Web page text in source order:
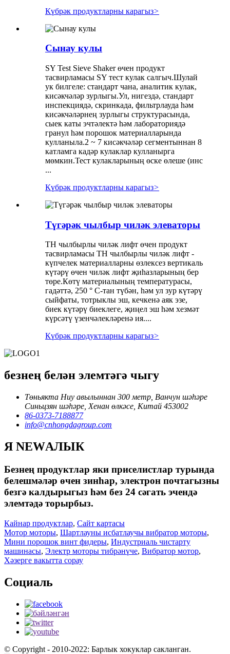
Күбрәк продуктларны карагыз>
Сынау кулы
SY Test Sieve Shaker өчен продукт
тасвирламасы SY тест кулак салгыч.Шулай
ук ​​билгеле: стандарт чана, аналитик кулак,
кисәкчәләр зурлыгы.Ул, нигездә, стандарт
инспекциядә, скринкада, фильтрлауда һәм
кисәкчәләрнең зурлыгы структурасында,
сыек каты эчтәлектә һәм лабораториядә
гранул һәм порошок материалларында
кулланыла.2 ~ 7 кисәкчәләр сегментыннан 8
катламга кадәр кулаклар кулланырга
мөмкин.Тест кулакларының өске өлеше (инс
...
Күбрәк продуктларны карагыз>
Түгәрәк чылбыр чиләк элеваторы
TH чылбырлы чиләк лифт өчен продукт
тасвирламасы TH чылбырлы чиләк лифт -
күпчелек материалларны өзлексез вертикаль
күтәрү өчен чиләк лифт җиһазларының бер
төре.Көтү материалының температурасы,
гадәттә, 250 ° C-тан түбән, һәм ул зур күтәрү
сыйфаты, тотрыклы эш, кечкенә аяк эзе,
биек күтәрү биеклеге, җиңел эш һәм хезмәт
күрсәтү үзенчәлекләренә ия....
Күбрәк продуктларны карагыз>
безнең белән элемтәгә чыгу
Төньякта Ниу авылыннан 300 метр, Ванчун шәһәре
Синьцзян шәһәре, Хенан өлкәсе, Китай 453002
86-0373-7188877
info@cnhongdagroup.com
Я NEWАЛЫК
Безнең продуктлар яки приселистлар турында
белешмәләр өчен зинһар, электрон почтагызны
безгә калдырыгыз һәм без 24 сәгать эчендә
элемтәдә торырбыз.
Кайнар продуктлар, Сайт картасы
Мотор моторы, Шартлауны исбатлаучы вибратор моторы,
Мини порошок винт фидеры, Индустриаль чистарту
машинасы, Электр моторы тибрәнүче, Вибратор мотор,
Хәзерге вакытта сорау
Социаль
© Copyright - 2010-2022: Барлык хокуклар сакланган.